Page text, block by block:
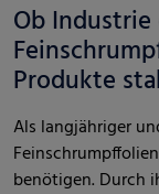
Ob Industrie
Produkte
Als langjähriger
benötigen. Durch